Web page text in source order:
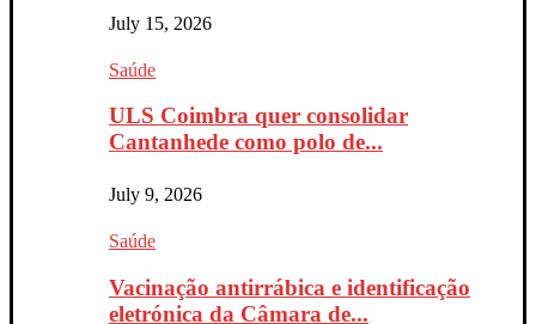
July 15, 2026
Saúde
ULS Coimbra quer consolidar
Cantanhede como polo de...
July 9, 2026
Saúde
Vacinação antirrábica e identificação
eletrónica da Câmara de...